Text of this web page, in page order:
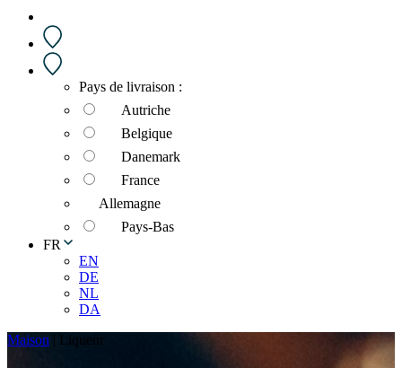
Pays de livraison :
Autriche
Belgique
Danemark
France
Allemagne
Pays-Bas
FR
EN
DE
NL
DA
Maison
Liqueur